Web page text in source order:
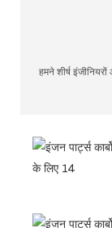
हमने शीर्ष